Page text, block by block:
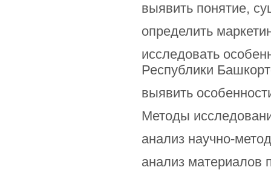
выявить понятие,
определить
исследовать
Республики
выявить
Методы
анализ научно-
анализ материалов